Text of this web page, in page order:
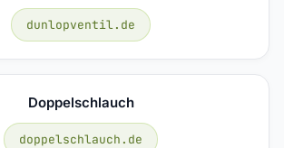
dunlopventil.de
Doppelschlauch
doppelschlauch.de